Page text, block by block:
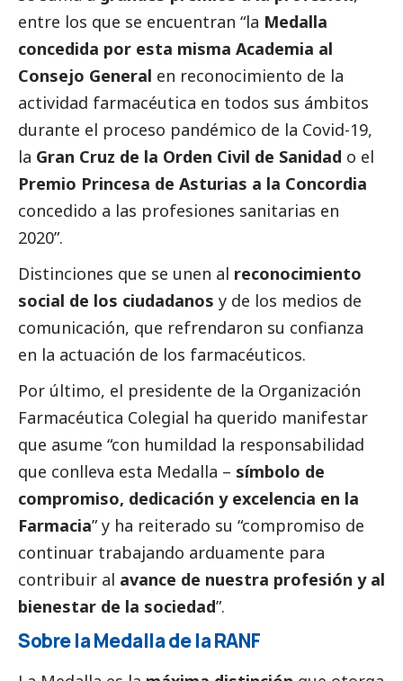
entre los que se encuentran “la Medalla
concedida por esta misma Academia al
Consejo General en reconocimiento de la
actividad farmacéutica en todos sus ámbitos
durante el proceso pandémico de la Covid-19,
la Gran Cruz de la Orden Civil de Sanidad o el
Premio Princesa de Asturias a la Concordia
concedido a las profesiones sanitarias en
2020”.
Distinciones que se unen al reconocimiento
social de los ciudadanos y de los medios de
comunicación, que refrendaron su confianza
en la actuación de los farmacéuticos.
Por último, el presidente de la Organización
Farmacéutica Colegial ha querido manifestar
que asume “con humildad la responsabilidad
que conlleva esta Medalla – símbolo de
compromiso, dedicación y excelencia en la
Farmacia” y ha reiterado su “compromiso de
continuar trabajando arduamente para
contribuir al avance de nuestra profesión y al
bienestar de la sociedad”.
Sobre la Medalla de la RANF